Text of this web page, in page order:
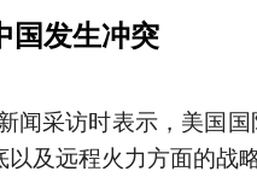
国发生冲突
采访时表示，美国国
及远程火力方面的战略